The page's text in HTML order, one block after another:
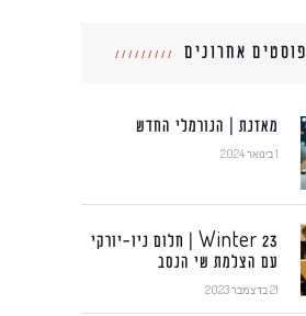
פוסטים אחרונים
מאזנת | הנורמלי החדש
1 בינואר 2024
Winter 23 | חלום ניו-יורקי
עם הצלמת שי הנסב
21 בדצמבר 2023